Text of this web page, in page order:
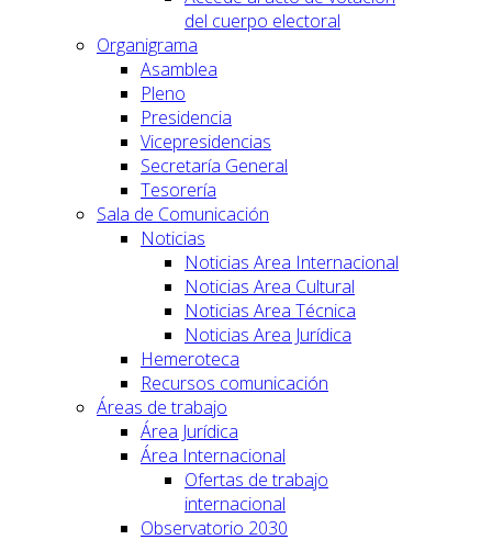
del cuerpo electoral
Organigrama
Asamblea
Pleno
Presidencia
Vicepresidencias
Secretaría General
Tesorería
Sala de Comunicación
Noticias
Noticias Area Internacional
Noticias Area Cultural
Noticias Area Técnica
Noticias Area Jurídica
Hemeroteca
Recursos comunicación
Áreas de trabajo
Área Jurídica
Área Internacional
Ofertas de trabajo
internacional
Observatorio 2030